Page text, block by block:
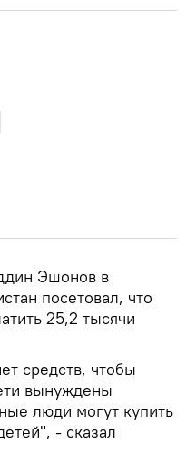
Эшонов в
посетовал, что
25,2 тысячи
средств, чтобы
вынуждены
люди могут купить
- сказал